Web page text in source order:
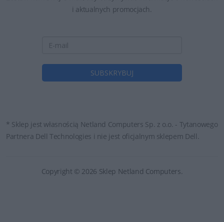
i aktualnych promocjach.
* Sklep jest własnością Netland Computers Sp. z o.o. - Tytanowego
Partnera Dell Technologies i nie jest oficjalnym sklepem Dell.
Copyright © 2026 Sklep Netland Computers.